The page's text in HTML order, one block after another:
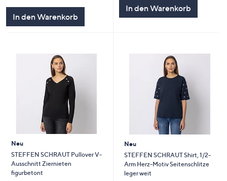
In den Warenkorb
In den Warenkorb
Neu
STEFFEN SCHRAUT Pullover V-
Ausschnitt Ziernieten
figurbetont
Neu
STEFFEN SCHRAUT Shirt, 1/2-
Arm Herz-Motiv Seitenschlitze
leger weit